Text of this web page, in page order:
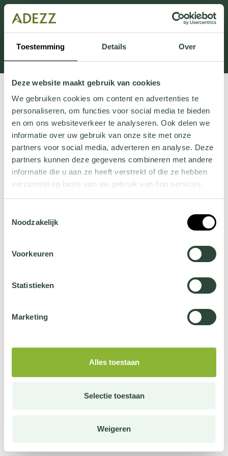
Toestemming Details Over
Deze website maakt gebruik van cookies
We gebruiken cookies om content en advertenties te
personaliseren, om functies voor social media te bieden
en om ons websiteverkeer te analyseren. Ook delen we
informatie over uw gebruik van onze site met onze
partners voor social media, adverteren en analyse. Deze
partners kunnen deze gegevens combineren met andere
informatie die u aan ze heeft verstrekt of die ze hebben
verzameld op basis van uw gebruik van hun services.
jehier.
Noodzakelijk
Voorkeuren
Statistieken
Marketing
Alles toestaan
Selectie toestaan
Weigeren
Cette section est actuellement en maintenance.
Si vous manquez des informations, vous pouvez nous
appeler au +31 413 395 295 ou nous envoyer un e-